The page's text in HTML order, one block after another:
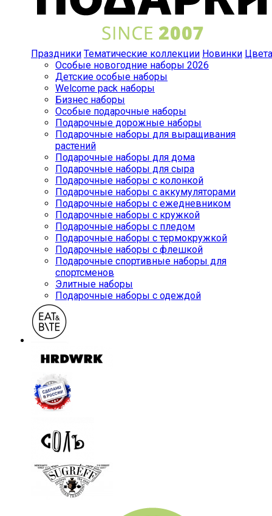
Праздники Тематические коллекции Новинки Цвета
Особые новогодние наборы 2026
Детские особые наборы
Welcome pack наборы
Бизнес наборы
Особые подарочные наборы
Подарочные дорожные наборы
Подарочные наборы для выращивания
растений
Подарочные наборы для дома
Подарочные наборы для сыра
Подарочные наборы с колонкой
Подарочные наборы с аккумуляторами
Подарочные наборы с ежедневником
Подарочные наборы с кружкой
Подарочные наборы с пледом
Подарочные наборы с термокружкой
Подарочные наборы с флешкой
Подарочные спортивные наборы для
спортсменов
Элитные наборы
Подарочные наборы с одеждой